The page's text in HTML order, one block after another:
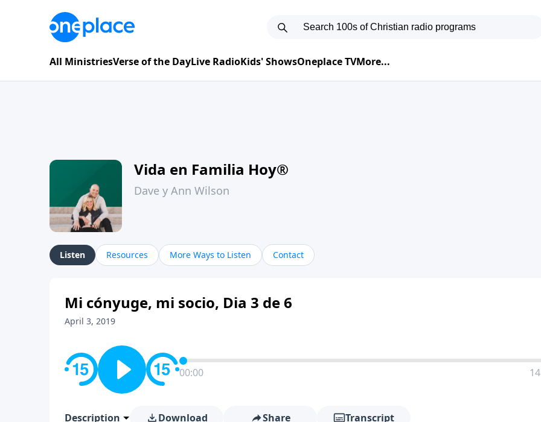
All MinistriesVerse of the DayLive RadioKids' ShowsOneplace TVMore...
Vida en Familia Hoy®
Dave y Ann Wilson
Listen Resources More Ways to Listen Contact
Mi cónyuge, mi socio, Dia 3 de 6
April 3, 2019
00:00
Description Download Share Transcript